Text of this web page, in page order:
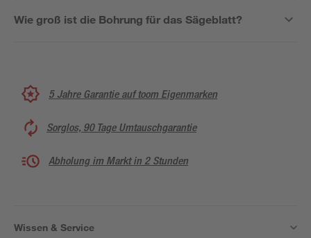
Wie groß ist die Bohrung für das Sägeblatt?
5 Jahre Garantie auf toom Eigenmarken
Sorglos, 90 Tage Umtauschgarantie
Abholung im Markt in 2 Stunden
Wissen & Service